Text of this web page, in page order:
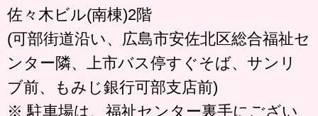
佐々木ビル(南棟)2階
(可部街道沿い、広島市安佐北区総合福祉セ
ンター隣、上市バス停すぐそば、サンリ
ブ前、もみじ銀行可部支店前)
※ 駐車場は、福祉センター裏手にござい